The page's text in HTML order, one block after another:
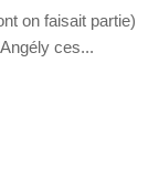
on faisait partie)
ces...